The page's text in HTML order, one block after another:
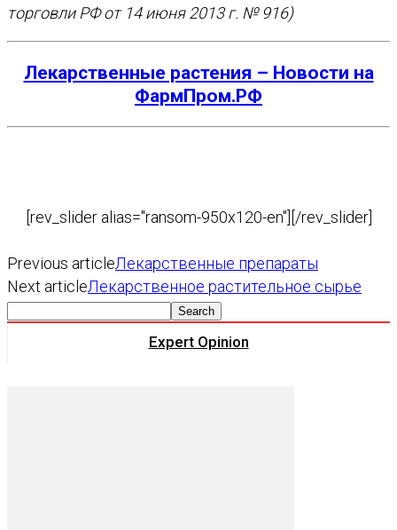
торговли РФ от 14 июня 2013 г. № 916)
Лекарственные растения – Новости на
ФармПром.РФ
[rev_slider alias="ransom-950x120-en"][/rev_slider]
Previous articleЛекарственные препараты
Next articleЛекарственное растительное сырье
Expert Opinion